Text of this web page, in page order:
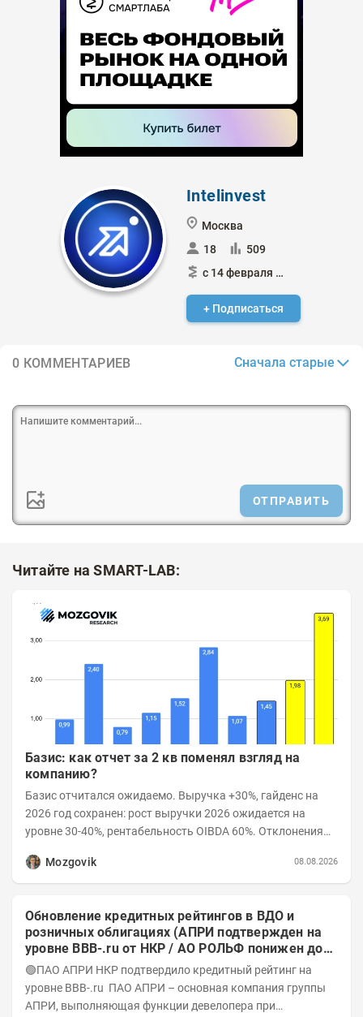
Intelinvest
Москва
18
509
с 14 февраля 2025
+ Подписаться
0 КОММЕНТАРИЕВ Сначала старые
ОТПРАВИТЬ
Читайте на SMART-LAB:
Базис: как отчет за 2 кв поменял взгляд на
компанию?
Базис отчитался ожидаемо. Выручка +30%, гайденс на
2026 год сохранен: рост выручки 2026 ожидается на
уровне 30-40%, рентабельность OIBDA 60%. Отклонения
Mozgovik
08.08.2026
Обновление кредитных рейтингов в ВДО и
розничных облигациях (АПРИ подтвержден на
уровне BBB-.ru от НКР / АО РОЛЬФ понижен до
А-(RU) / Элит Строй присвоен на уровне BBB.ru)
🟢ПАО АПРИ НКР подтвердило кредитный рейтинг на
уровне BBB-.ru ПАО АПРИ – основная компания группы
АПРИ, выполняющая функции девелопера при